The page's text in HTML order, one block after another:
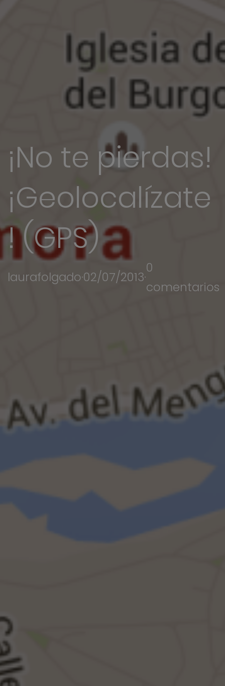
¡No te pierdas!
¡Geolocalízate
! (GPS)
laurafolgado·02/07/2013·
0
comentarios